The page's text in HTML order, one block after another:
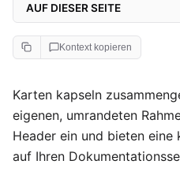
Kontext kopieren
Karten kapseln
eigenen, umrandeten
Header ein und bieten eine
auf Ihren
AUF DIESER SEITE
Syntax-Referenz
Anwendungsbeispiele
Feature-Highlight-Karte
Komposition